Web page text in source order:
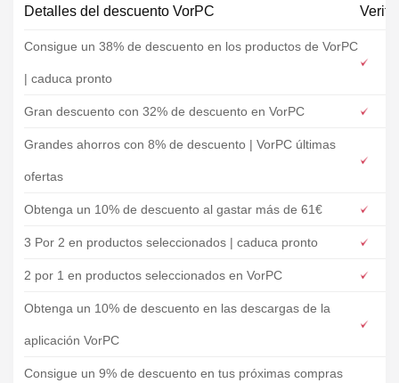
Detalles del descuento VorPC
Consigue un 38% de descuento en los productos de VorPC
| caduca pronto
Gran descuento con 32% de descuento en VorPC
Grandes ahorros con 8% de descuento | VorPC últimas
ofertas
Obtenga un 10% de descuento al gastar más de 61€
3 Por 2 en productos seleccionados | caduca pronto
2 por 1 en productos seleccionados en VorPC
Obtenga un 10% de descuento en las descargas de la
aplicación VorPC
Consigue un 9% de descuento en tus próximas compras